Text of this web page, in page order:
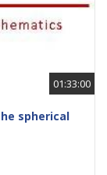
01:33:00
spherical